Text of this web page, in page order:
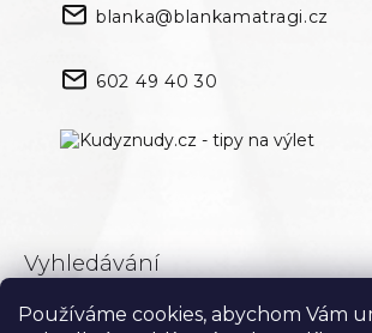
Používáme cookies, abychom Vám
blanka@blankamatragi.cz
602 49 40 30
Vyhledávání